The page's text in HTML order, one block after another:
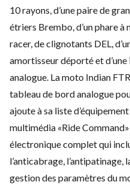
10 rayons, d’une paire de
étriers Brembo, d’un phare
racer, de clignotants DEL,
amortisseur déporté et
analogue. La moto Indian
tableau de bord analogue
ajoute à sa liste
multimédia «Ride
électronique complet qui
l’anticabrage,
gestion des paramètres du